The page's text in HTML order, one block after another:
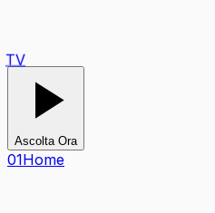
Ascolta Ora
01Home